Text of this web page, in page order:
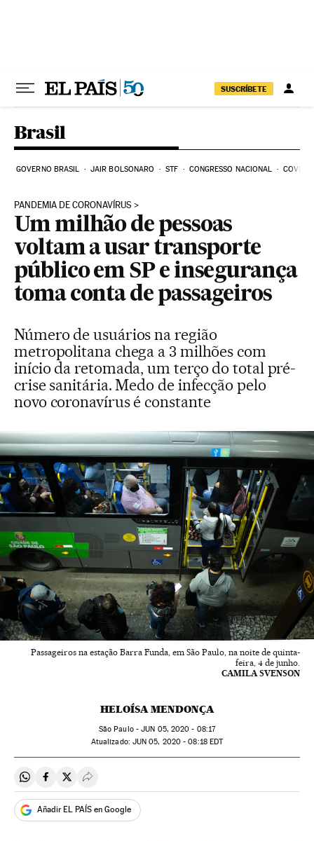
SUSCRÍBETE
Brasil
GOVERNO BRASIL JAIR BOLSONARO STF CONGRESSO NACIONAL COVID-
PANDEMIA DE CORONAVÍRUS
Um milhão de pessoas
voltam a usar transporte
público em SP e insegurança
toma conta de passageiros
Número de usuários na região
metropolitana chega a 3 milhões com
início da retomada, um terço do total pré-
crise sanitária. Medo de infecção pelo
novo coronavírus é constante
Passageiros na estação Barra Funda, em São Paulo, na noite de quinta-
feira, 4 de junho.
CAMILA SVENSON
HELOÍSA MENDONÇA
São Paulo -JUN 05, 2020 - 08:17
atualizado: JUN 05, 2020 - 08:18EDT
Compartir en Whatsapp
Compartir en Facebook
Compartir en Twitter
Desplegar Redes Sociales
Añadir EL PAÍS en Google